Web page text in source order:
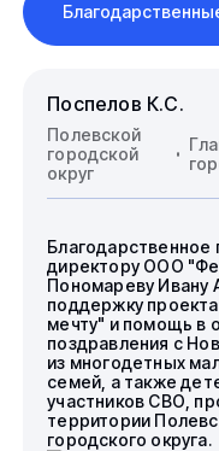
Поспелов К.С.
Полевской
городской
округ
Благодарственное
директору ООО
Пономареву Ивану
поддержку
мечту" и помощь в
поздравления с
из многодетных
семей, а также
участников СВО,
территории
городского округа.